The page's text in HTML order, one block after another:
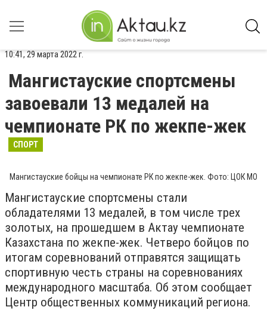
10:41, 29 марта 2022 г.
Мангистауские спортсмены
завоевали 13 медалей на
чемпионате РК по жекпе-жек
СПОРТ
Мангистауские бойцы на чемпионате РК по жекпе-жек. Фото: ЦОК МО
Мангистауские спортсмены стали
обладателями 13 медалей, в том числе трех
золотых, на прошедшем в Актау чемпионате
Казахстана по жекпе-жек. Четверо бойцов по
итогам соревнований отправятся защищать
спортивную честь страны на соревнованиях
международного масштаба. Об этом сообщает
Центр общественных коммуникаций региона.